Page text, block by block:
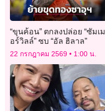
“ขุนค้อน” ตกลงปล่อย “ซัมเม
อร์วิลล์” ซบ “อัล ฮิลาล”
22 กรกฎาคม 2569 1:00 น.